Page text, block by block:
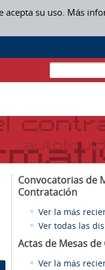
su uso. Más
Convocatorias de
Contratación
Ver la más
Ver todas las
Actas de Mesas
Ver la más